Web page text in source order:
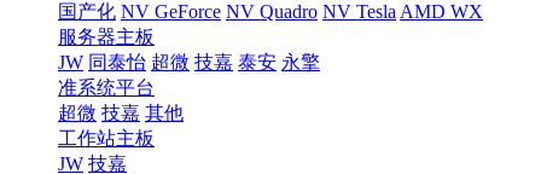
国产化 NV GeForce NV Quadro NV Tesla AMD WX
服务器主板
JW 同泰怡 超微 技嘉 泰安 永擎
准系统平台
超微 技嘉 其他
工作站主板
JW 技嘉